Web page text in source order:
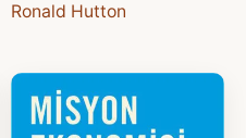
Ronald Hutton